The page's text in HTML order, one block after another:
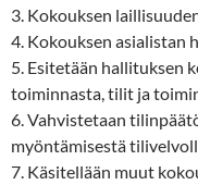
3. Kokouksen
4. Kokouksen asialistan
5. Esitetään hallituksen
toiminnasta, tilit ja
6. Vahvistetaan
myöntämisestä
7. Käsitellään muut